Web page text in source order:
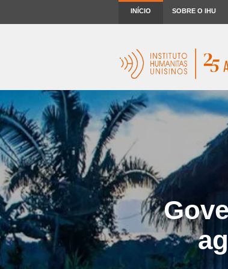
INÍCIO SOBRE O IHU